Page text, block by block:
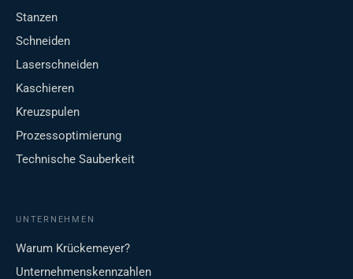
Stanzen
Schneiden
Laserschneiden
Kaschieren
Kreuzspulen
Prozessoptimierung
Technische Sauberkeit
UNTERNEHMEN
Warum Krückemeyer?
Unternehmenskennzahlen